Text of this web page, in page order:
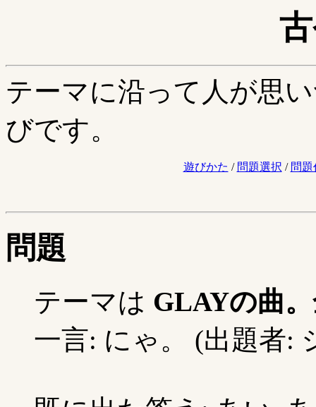
テーマに沿って人が思
びです。
遊びかた / 問題選択 / 問題
問題
テーマは GLAYの曲
一言: にゃ。 (出題者: